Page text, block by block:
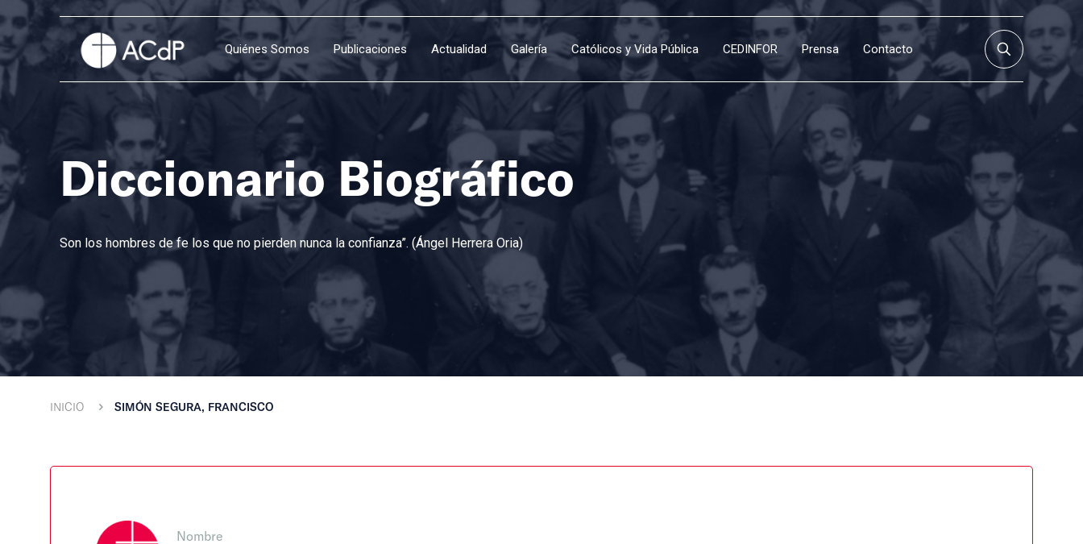
Quiénes Somos Publicaciones Actualidad Galería Católicos y Vida Pública CEDINFOR Prensa Contacto
Diccionario Biográfico
Son los hombres de fe los que no pierden nunca la confianza”. (Ángel Herrera Oria)
INICIO SIMÓN SEGURA, FRANCISCO
Nombre